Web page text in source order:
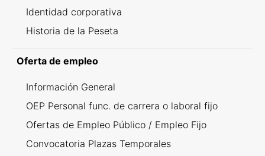
Identidad corporativa
Historia de la Peseta
Oferta de empleo
Información General
OEP Personal func. de carrera o laboral fijo
Ofertas de Empleo Público / Empleo Fijo
Convocatoria Plazas Temporales